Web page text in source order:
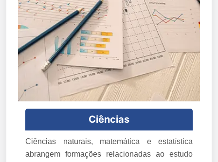
Ciências
Ciências naturais, matemática e estatística
abrangem formações relacionadas ao estudo